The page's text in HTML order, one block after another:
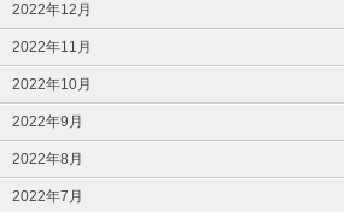
2022年12月
2022年11月
2022年10月
2022年9月
2022年8月
2022年7月